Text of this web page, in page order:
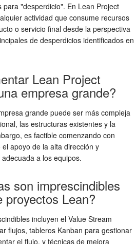
"desperdicio". En Lean Project
actividad que consume recursos
o servicio final desde la perspectiva
de desperdicios identificados en
Lean Project
empresa grande?
grande puede ser más compleja
las estructuras existentes y la
es factible comenzando con
apoyo de la alta dirección y
a los equipos.
son imprescindibles
proyectos Lean?
incluyen el Value Stream
flujos, tableros Kanban para gestionar
el flujo, y técnicas de mejora